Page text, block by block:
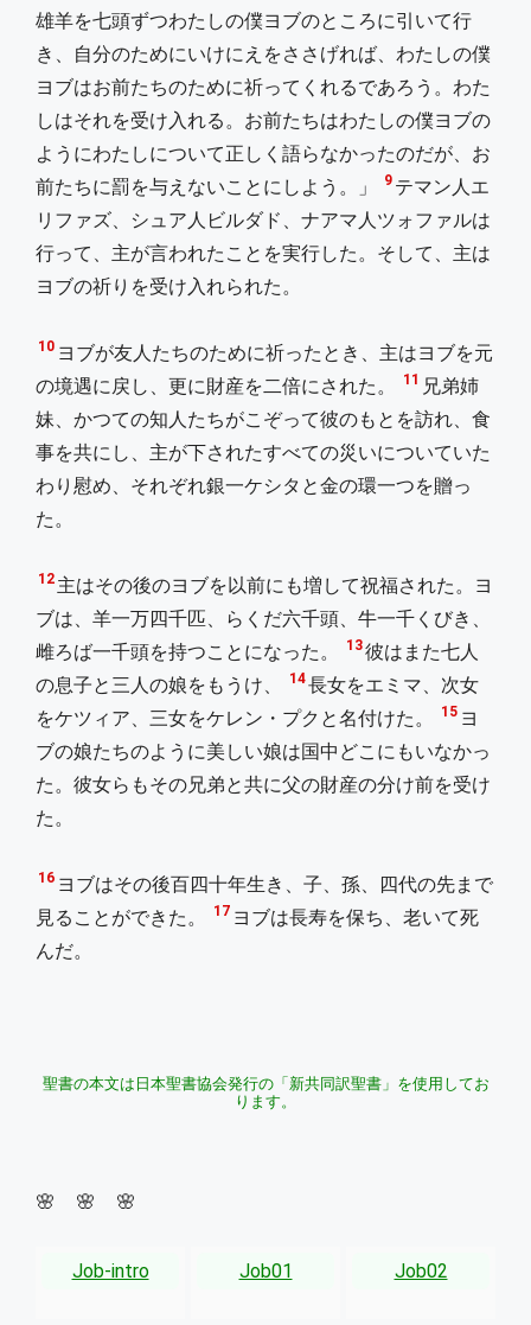
雄羊を七頭ずつわたしの僕ヨブのところに引いて行
き、自分のためにいけにえをささげれば、わたしの僕
ヨブはお前たちのために祈ってくれるであろう。わた
しはそれを受け入れる。お前たちはわたしの僕ヨブの
ようにわたしについて正しく語らなかったのだが、お
前たちに罰を与えないことにしよう。」
9 テマン人エ
リファズ、シュア人ビルダド、ナアマ人ツォファルは
行って、主が言われたことを実行した。そして、主は
ヨブの祈りを受け入れられた。
10 ヨブが友人たちのために祈ったとき、主はヨブを元
の境遇に戻し、更に財産を二倍にされた。
11 兄弟姉
妹、かつての知人たちがこぞって彼のもとを訪れ、食
事を共にし、主が下されたすべての災いについていた
わり慰め、それぞれ銀一ケシタと金の環一つを贈っ
た。
12 主はその後のヨブを以前にも増して祝福された。ヨ
ブは、羊一万四千匹、らくだ六千頭、牛一千くびき、
雌ろば一千頭を持つことになった。
13彼はまた七人
の息子と三人の娘をもうけ、
14長女をエミマ、次女
をケツィア、三女をケレン・プクと名付けた。
15 ヨ
ブの娘たちのように美しい娘は国中どこにもいなかっ
た。彼女らもその兄弟と共に父の財産の分け前を受け
た。
16 ヨブはその後百四十年生き、子、孫、四代の先まで
見ることができた。
17 ヨブは長寿を保ち、老いて死
んだ。
聖書の本文は日本聖書協会発行の「新共同訳聖書」を使用してお
ります。
🌸 🌸 🌸
Job-intro Job01 Job02